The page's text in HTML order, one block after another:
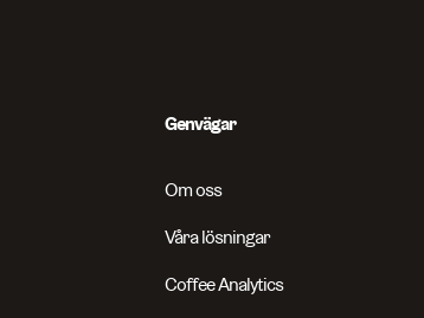
Genvägar
Om oss
Våra lösningar
Coffee Analytics